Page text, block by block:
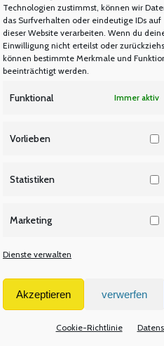
Technologien zustimmst, können wir
das Surfverhalten oder eindeutige IDs auf
dieser Website verarbeiten. Wenn du
Einwilligung nicht erteilst oder
können bestimmte Merkmale und
beeinträchtigt werden.
Funktional Immer aktiv
Vorlieben
Statistiken
Marketing
Dienste verwalten
Akzeptieren verwerfen
Cookie-Richtlinie